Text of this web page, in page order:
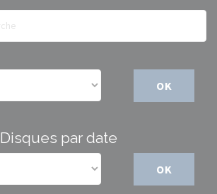
OK
Disques par date
OK